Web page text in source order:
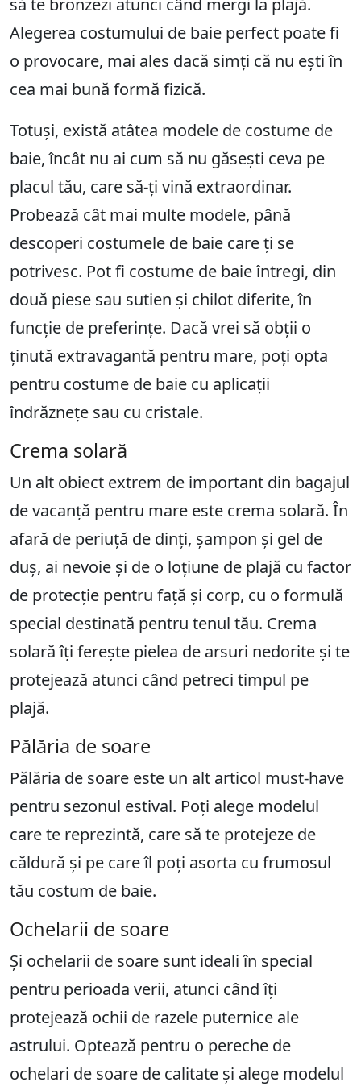
să te bronzezi atunci când mergi la plajă.
Alegerea costumului de baie perfect poate fi
o provocare, mai ales dacă simți că nu ești în
cea mai bună formă fizică.
Totuși, există atâtea modele de costume de
baie, încât nu ai cum să nu găsești ceva pe
placul tău, care să-ți vină extraordinar.
Probează cât mai multe modele, până
descoperi costumele de baie care ți se
potrivesc. Pot fi costume de baie întregi, din
două piese sau sutien și chilot diferite, în
funcție de preferințe. Dacă vrei să obții o
ținută extravagantă pentru mare, poți opta
pentru costume de baie cu aplicații
îndrăznețe sau cu cristale.
Crema solară
Un alt obiect extrem de important din bagajul
de vacanță pentru mare este crema solară. În
afară de periuță de dinți, șampon și gel de
duș, ai nevoie și de o loțiune de plajă cu factor
de protecție pentru față și corp, cu o formulă
special destinată pentru tenul tău. Crema
solară îți ferește pielea de arsuri nedorite și te
protejează atunci când petreci timpul pe
plajă.
Pălăria de soare
Pălăria de soare este un alt articol must-have
pentru sezonul estival. Poți alege modelul
care te reprezintă, care să te protejeze de
căldură și pe care îl poți asorta cu frumosul
tău costum de baie.
Ochelarii de soare
Și ochelarii de soare sunt ideali în special
pentru perioada verii, atunci când îți
protejează ochii de razele puternice ale
astrului. Optează pentru o pereche de
ochelari de soare de calitate și alege modelul